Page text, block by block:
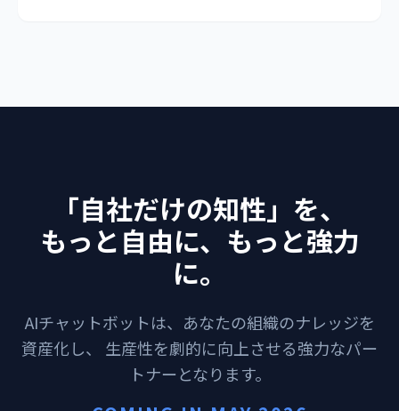
「自社だけの知性」を、
もっと自由に、もっと強力
に。
AIチャットボットは、あなたの組織のナレッジを
資産化し、
生産性を劇的に向上させる強力なパー
トナーとなります。